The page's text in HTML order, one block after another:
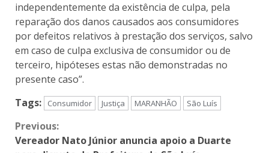
independentemente da existência de culpa, pela
reparação dos danos causados aos consumidores
por defeitos relativos à prestação dos serviços, salvo
em caso de culpa exclusiva de consumidor ou de
terceiro, hipóteses estas não demonstradas no
presente caso”.
Tags:
Consumidor Justiça MARANHÃO São Luís
Previous:
Vereador Nato Júnior anuncia apoio a Duarte